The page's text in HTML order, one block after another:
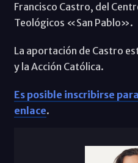
Francisco Castro, del
Teológicos «San Pablo».
La aportación de Castro
y la Acción Católica.
Es posible inscribirse
enlace.